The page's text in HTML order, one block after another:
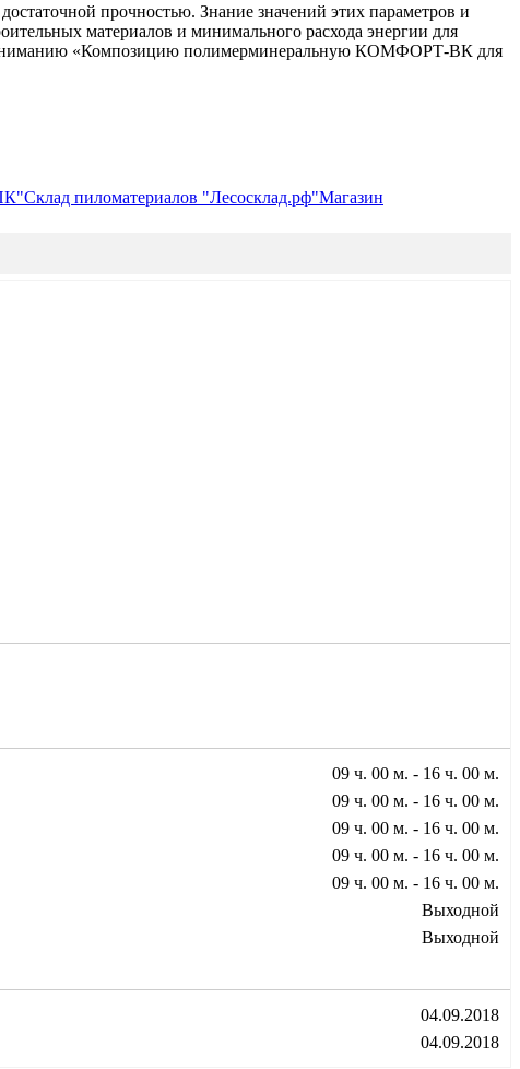
прочностью. Знание значений этих параметров и
материалов и минимального расхода энергии для
вниманию «Композицию полимерминеральную КОМФОРТ-ВК для
Склад пиломатериалов "Лесосклад.рф"Магазин
09 ч. 00 м. - 16 ч. 00 м.
09 ч. 00 м. - 16 ч. 00 м.
09 ч. 00 м. - 16 ч. 00 м.
09 ч. 00 м. - 16 ч. 00 м.
09 ч. 00 м. - 16 ч. 00 м.
Выходной
Выходной
04.09.2018
04.09.2018